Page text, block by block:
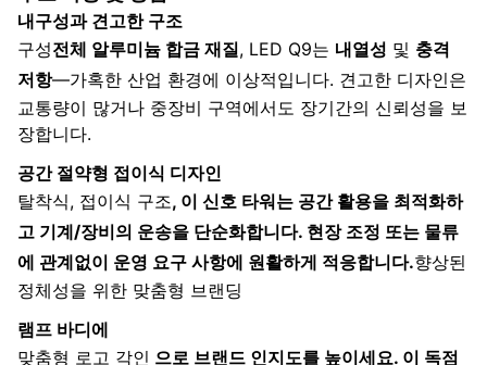
내구성과 견고한 구조
구성전체 알루미늄 합금 재질, LED Q9는 내열성 및 충격
저항—가혹한 산업 환경에 이상적입니다. 견고한 디자인은
교통량이 많거나 중장비 구역에서도 장기간의 신뢰성을 보
장합니다.
공간 절약형 접이식 디자인
탈착식, 접이식 구조, 이 신호 타워는 공간 활용을 최적화하
고 기계/장비의 운송을 단순화합니다. 현장 조정 또는 물류
에 관계없이 운영 요구 사항에 원활하게 적응합니다.향상된
정체성을 위한 맞춤형 브랜딩
램프 바디에
맞춤형 로고 각인 으로 브랜드 인지도를 높이세요. 이 독점